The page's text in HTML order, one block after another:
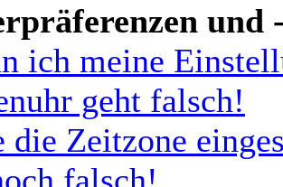
und
ich meine
geht falsch!
die Zeitzone